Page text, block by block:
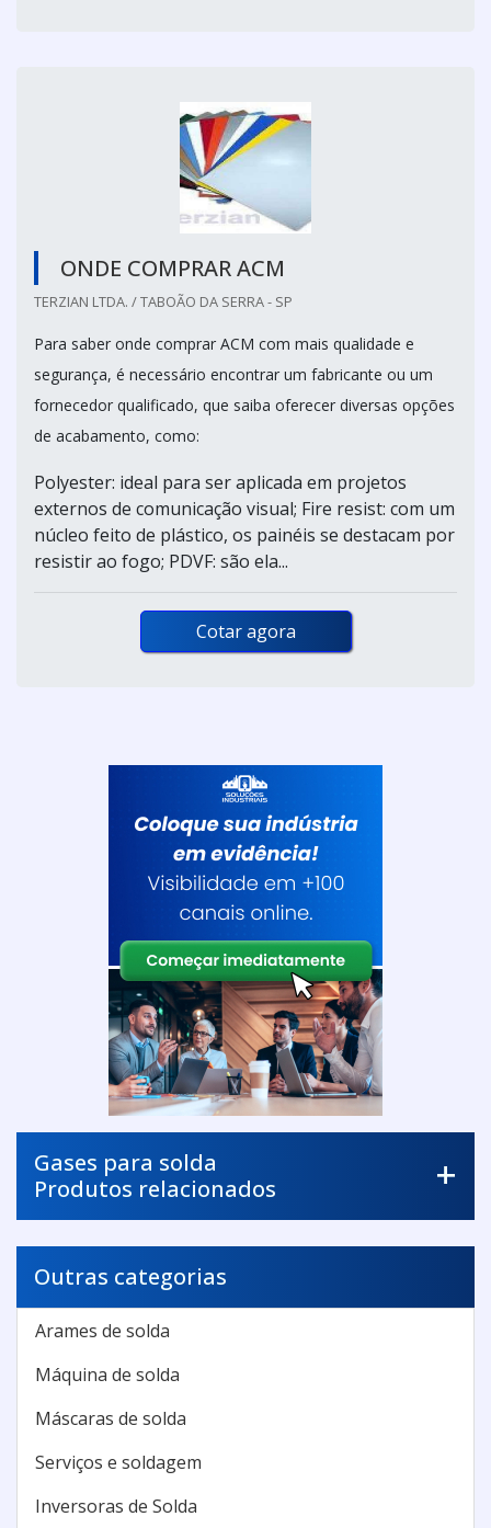
ONDE COMPRAR ACM
TERZIAN LTDA. / TABOÃO DA SERRA - SP
Para saber onde comprar ACM com mais qualidade e
segurança, é necessário encontrar um fabricante ou um
fornecedor qualificado, que saiba oferecer diversas opções
de acabamento, como:
Polyester: ideal para ser aplicada em projetos
externos de comunicação visual; Fire resist: com um
núcleo feito de plástico, os painéis se destacam por
resistir ao fogo; PDVF: são ela...
Cotar agora
Gases para solda
Produtos relacionados
Outras categorias
Arames de solda
Máquina de solda
Máscaras de solda
Serviços e soldagem
Inversoras de Solda